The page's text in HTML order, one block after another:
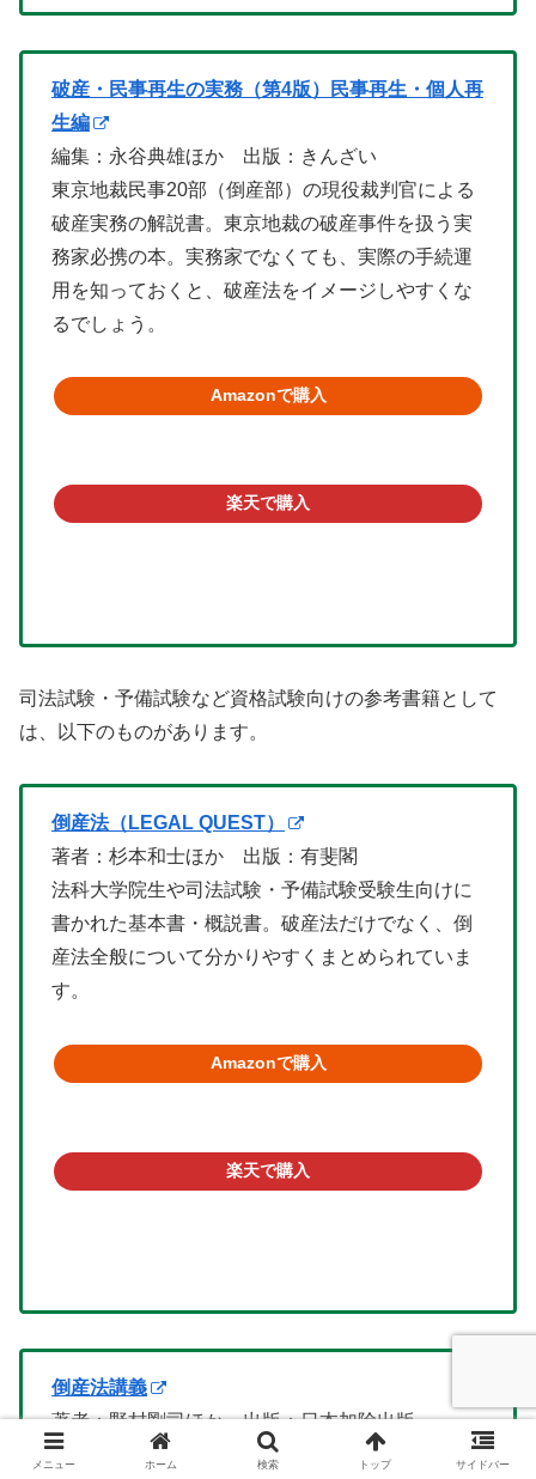
破産・民事再生の実務（第4版）民事再生・個人再
生編
編集：永谷典雄ほか 出版：きんざい
東京地裁民事20部（倒産部）の現役裁判官による
破産実務の解説書。東京地裁の破産事件を扱う実
務家必携の本。実務家でなくても、実際の手続運
用を知っておくと、破産法をイメージしやすくな
るでしょう。
Amazonで購入
楽天で購入
司法試験・予備試験など資格試験向けの参考書籍として
は、以下のものがあります。
倒産法（LEGAL QUEST）
著者：杉本和士ほか 出版：有斐閣
法科大学院生や司法試験・予備試験受験生向けに
書かれた基本書・概説書。破産法だけでなく、倒
産法全般について分かりやすくまとめられていま
す。
Amazonで購入
楽天で購入
倒産法講義
著者：野村剛司ほか 出版：日本加除出版
こちらも法学大学院生や司法試験・予備試験受験
メニュー ホーム 検索 トップ サイドバー